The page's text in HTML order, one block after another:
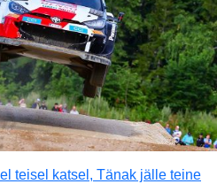
teisel katsel, Tänak jälle teine